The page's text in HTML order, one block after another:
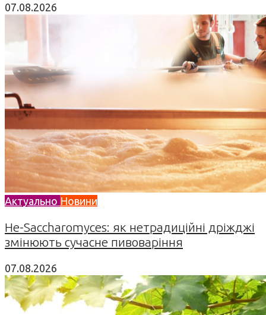
07.08.2026
Актуально Новини
Не-Saccharomyces: як нетрадиційні дріжджі
змінюють сучасне пивоваріння
07.08.2026